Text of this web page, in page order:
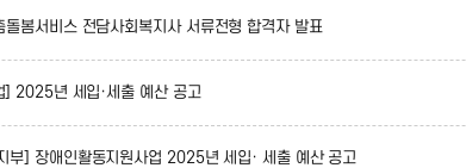
봄서비스 전담사회복지사 서류전형 합격자 발표
2025년 세입·세출 예산 공고
부] 장애인활동지원사업 2025년 세입· 세출 예산 공고